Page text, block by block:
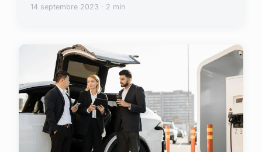
14 septembre 2023 · 2 min